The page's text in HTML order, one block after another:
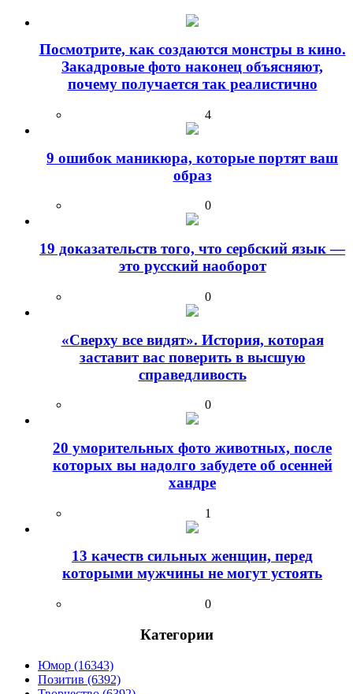
Посмотрите, как создаются монстры в кино.
Закадровые фото наконец объясняют,
почему получается так реалистично
4
9 ошибок маникюра, которые портят ваш
образ
0
19 доказательств того, что сербский язык —
это русский наоборот
0
«Сверху все видят». История, которая
заставит вас поверить в высшую
справедливость
0
20 уморительных фото животных, после
которых вы надолго забудете об осенней
хандре
1
13 качеств сильных женщин, перед
которыми мужчины не могут устоять
0
Категории
Юмор (16343)
Позитив (6392)